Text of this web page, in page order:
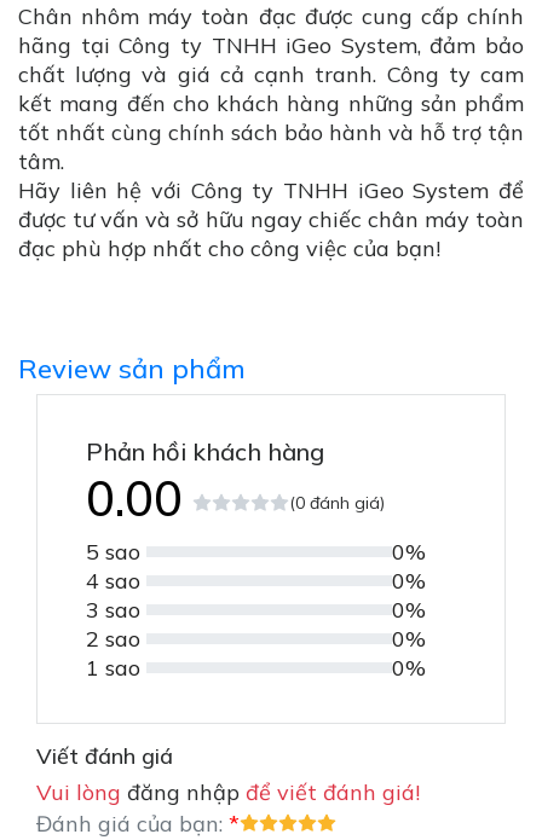
Chân nhôm máy toàn đạc được cung cấp chính
hãng tại Công ty TNHH iGeo System, đảm bảo
chất lượng và giá cả cạnh tranh. Công ty cam
kết mang đến cho khách hàng những sản phẩm
tốt nhất cùng chính sách bảo hành và hỗ trợ tận
tâm.
Hãy liên hệ với Công ty TNHH iGeo System để
được tư vấn và sở hữu ngay chiếc chân máy toàn
đạc phù hợp nhất cho công việc của bạn!
Review sản phẩm
Phản hồi khách hàng
0.00 (0 đánh giá)
5 sao
0%
4 sao
0%
3 sao
0%
2 sao
0%
1 sao
0%
Viết đánh giá
Vui lòng đăng nhập để viết đánh giá!
Đánh giá của bạn: